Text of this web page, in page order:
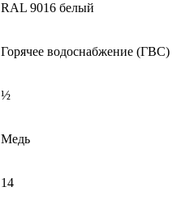
RAL 9016 белый
Горячее водоснабжение (ГВС)
½
Медь
14